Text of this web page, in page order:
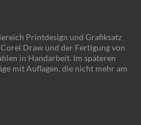
Printdesign und Grafiksatz
Draw und der Fertigung von
in Handarbeit. Im späteren
mit Auflagen, die nicht mehr am